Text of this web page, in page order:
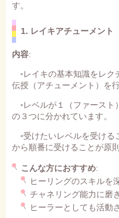
す。
1. レイキアチューメント
内容:
◦レイキの基本知識をレク
伝授（アチューメント）を
◦レベルが１（ファースト
の３つに分かれています。
◦受けたいレベルを受ける
から順番に受けることが原則
こんな方におすすめ:
ヒーリングのスキルを
チャネリング能力に磨
ヒーラーとしても活動